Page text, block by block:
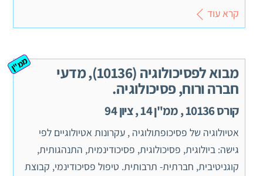
קרא עוד
מבוא לפסיכולוגיה (10136), מדעי
חברה ורוח, פסיכולוגיה.
קורס 10136 , ממ"ן 14 , ציון 94
ממ"ן
אטיולוגיה של פסיכופתולוגיה , עקרונות אטיולוגיים לפי
גישה: ביולוגית, פסיכולוגית, פסיכודינמית, התנהגותית,
קוגניטיבית, חברתית- תרבותית. טיפול פסיכודינמי, קבוצת